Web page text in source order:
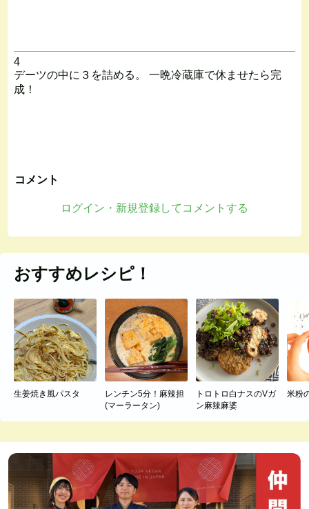
4
デーツの中に３を詰める。 一晩冷蔵庫で休ませたら完
成！
コメント
ログイン・新規登録してコメントする
おすすめレシピ！
生姜焼き風パスタ
レンチン5分！麻辣担
(マーラータン)
トロトロ白ナスのVガ
ン麻辣麻婆
米粉